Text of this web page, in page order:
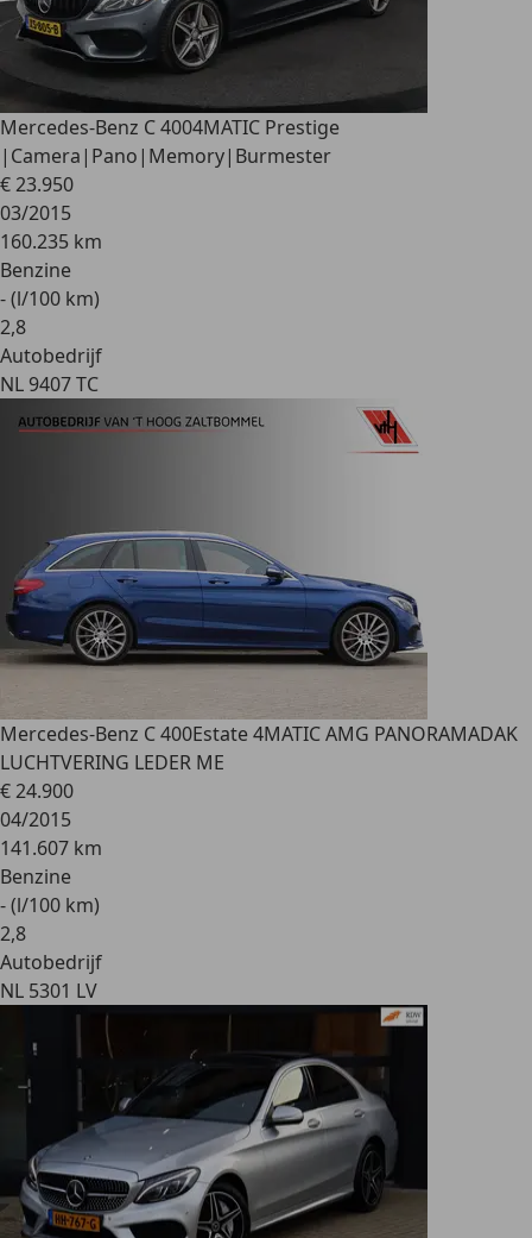
Mercedes-Benz C 4004MATIC Prestige
|Camera|Pano|Memory|Burmester
€ 23.950
03/2015
160.235 km
Benzine
- (l/100 km)
2,8
Autobedrijf
NL 9407 TC
Mercedes-Benz C 400Estate 4MATIC AMG PANORAMADAK
LUCHTVERING LEDER ME
€ 24.900
04/2015
141.607 km
Benzine
- (l/100 km)
2,8
Autobedrijf
NL 5301 LV